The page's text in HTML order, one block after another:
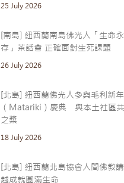
25 July 2026
[南島] 紐西蘭南島佛光人「生命
存」茶話會 正確面對生死課題
26 July 2026
[北島] 紐西蘭佛光人參與毛利新年
（Matariki）慶典 與本土社區
之槳
18 July 2026
[北島] 紐西蘭北島協會人間佛教
越成就圓滿生命